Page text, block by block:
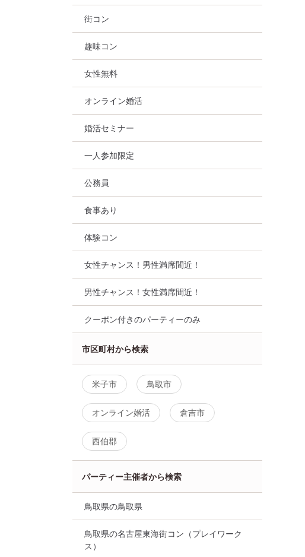
街コン
趣味コン
女性無料
オンライン婚活
婚活セミナー
一人参加限定
公務員
食事あり
体験コン
女性チャンス！男性満席間近！
男性チャンス！女性満席間近！
クーポン付きのパーティーのみ
市区町村から検索
米子市 鳥取市
オンライン婚活 倉吉市
西伯郡
パーティー主催者から検索
鳥取県の鳥取県
鳥取県の名古屋東海街コン（プレイワーク
ス）